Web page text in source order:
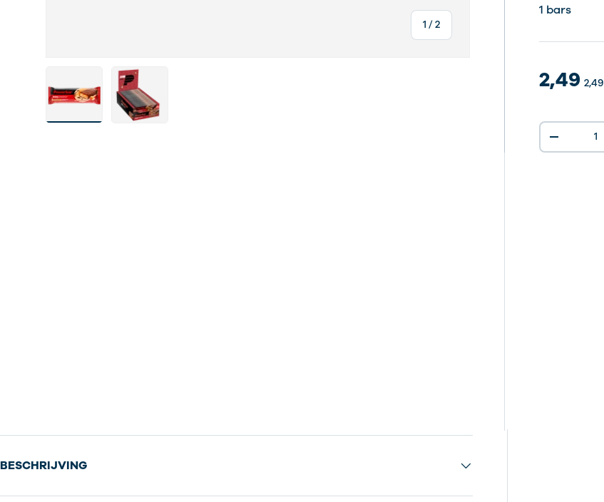
1 /van
2
Laad afbeelding 4 in gallerij-weergave
Laad afbeelding 5 in gallerij-weergave
18 bars
1 Bars
18 bars
1 bars
2,49 2,49
Aantal
-
BESCHRIJVING